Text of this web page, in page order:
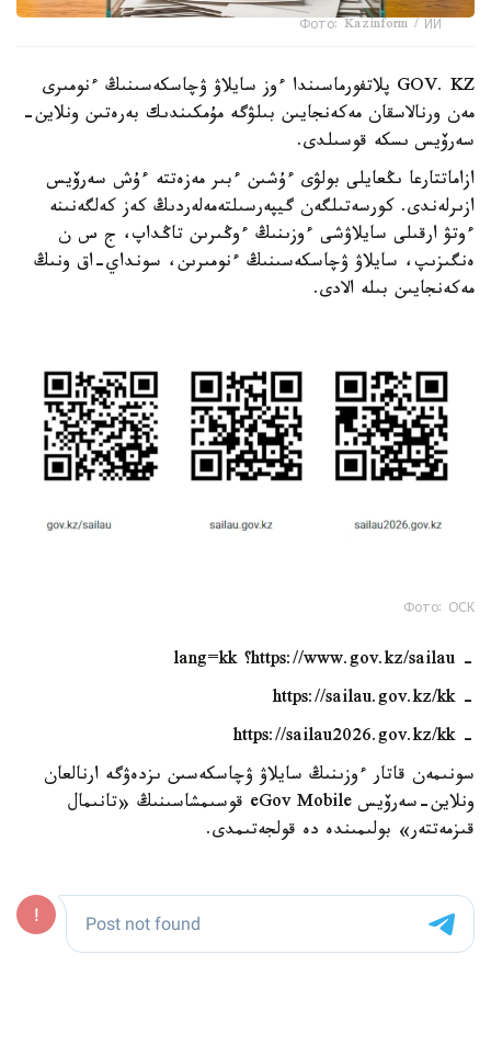
Фото: Kazinform / ИИ
GOV. KZ پلاتفورماسىندا ءوز سايلاۋ ۋچاسكەسىنىڭ ءنومىرى
مەن ورنالاسقان مەكەنجايىن بىلۋگە مۇمكىندىك بەرەتىن ونلاين-
سەرۆيس ىسكە قوسىلدى.
ازاماتتارعا ىڭعايلى بولۋى ءۇشىن ءبىر مەزەتتە ءۇش سەرۆيس
ازىرلەندى. كورسەتىلگەن گيپەرسىلتەمەلەردىڭ كەز كەلگەنىنە
ءوتۋ ارقىلى سايلاۋشى ءوزىنىڭ ءوڭىرىن تاڭداپ، ج س ن
ەنگىزىپ، سايلاۋ ۋچاسكەسىنىڭ ءنومىرىن، سونداي-اق ونىڭ
مەكەنجايىن بىلە الادى.
Фото: ОСК
- https://www.gov.kz/sailau؟ lang=kk
- https://sailau.gov.kz/kk
- https://sailau2026.gov.kz/kk
سونىمەن قاتار ءوزىنىڭ سايلاۋ ۋچاسكەسىن ىزدەۋگە ارنالعان
ونلاين-سەرۆيس eGov Mobile قوسىمشاسىنىڭ «تانىمال
قىزمەتتەر» بولىمىندە دە قولجەتىمدى.